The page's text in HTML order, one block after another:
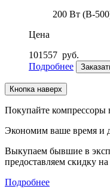
200 Вт (В-
Цена
101557 руб.
Подробнее
Кнопка наверх
Покупайте компрессоры
Экономим ваше время и
Выкупаем бывшие в
предоставляем скидку
Подробнее